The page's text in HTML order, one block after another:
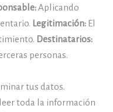
Aplicando
Legitimación: El
Destinatarios:
personas.
tus datos.
toda la información